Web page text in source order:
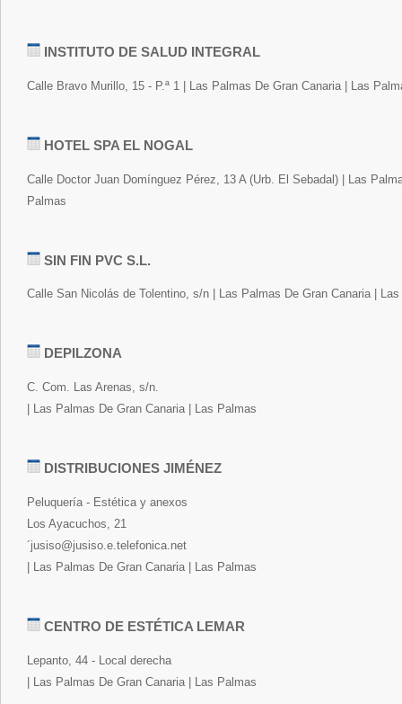
INSTITUTO DE SALUD INTEGRAL
Calle Bravo Murillo, 15 - P.ª 1 | Las Palmas De Gran Canaria | Las
HOTEL SPA EL NOGAL
Calle Doctor Juan Domínguez Pérez, 13 A (Urb. El Sebadal) | Las
Palmas
SIN FIN PVC S.L.
Calle San Nicolás de Tolentino, s/n | Las Palmas De Gran Canaria |
DEPILZONA
C. Com. Las Arenas, s/n.
| Las Palmas De Gran Canaria | Las Palmas
DISTRIBUCIONES JIMÉNEZ
Peluquería - Estética y anexos
Los Ayacuchos, 21
´jusiso@jusiso.e.telefonica.net
| Las Palmas De Gran Canaria | Las Palmas
CENTRO DE ESTÉTICA LEMAR
Lepanto, 44 - Local derecha
| Las Palmas De Gran Canaria | Las Palmas